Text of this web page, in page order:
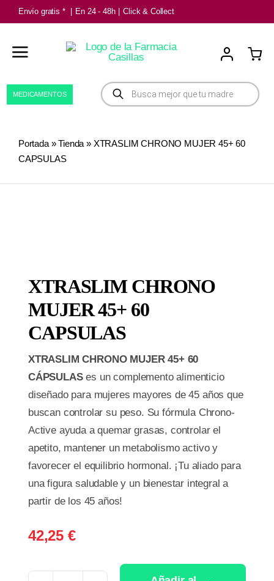
Saltar
al
contenido
Envío gratis * En 24 - 48h Click & Collect
Búsqueda
de
productos
MEDICAMENTOS
Portada»Tienda » XTRASLIM CHRONO MUJER 45+ 60
CAPSULAS
XTRASLIM CHRONO
MUJER 45+ 60
CAPSULAS
XTRASLIM CHRONO MUJER 45+ 60
CÁPSULASes un complemento alimenticio
diseñado para mujeres mayores de 45 años que
buscan controlar su peso. Su fórmula Chrono-
Active ayuda a quemar grasas, controlar el
apetito, mantener un metabolismo activo y
favorecer el equilibrio hormonal. ¡Tu aliado para
una figura saludable y un bienestar integral a
partir de los 45 años!
42,25 €